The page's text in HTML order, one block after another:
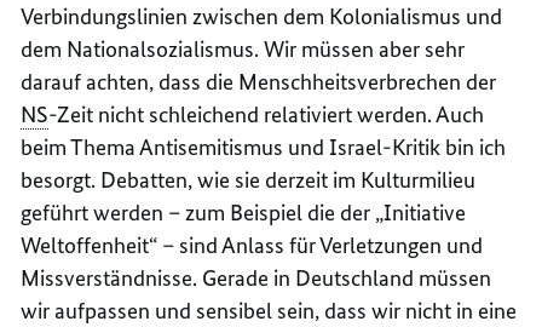
Verbindungslinien zwischen dem Kolonialismus und
dem Nationalsozialismus. Wir müssen aber sehr
darauf achten, dass die Menschheitsverbrechen der
NS-Zeit nicht schleichend relativiert werden. Auch
beim Thema Antisemitismus und Israel-Kritik bin ich
besorgt. Debatten, wie sie derzeit im Kulturmilieu
geführt werden – zum Beispiel die der „Initiative
Weltoffenheit“ – sind Anlass für Verletzungen und
Missverständnisse. Gerade in Deutschland müssen
wir aufpassen und sensibel sein, dass wir nicht in eine